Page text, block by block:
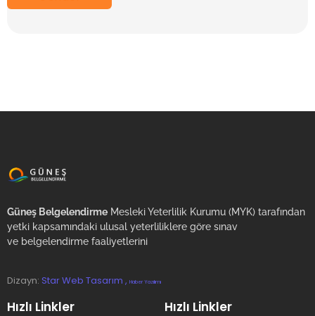
Güneş Belgelendirme Mesleki Yeterlilik Kurumu (MYK) tarafından
yetki kapsamındaki ulusal yeterliliklere göre sınav
ve belgelendirme faaliyetlerini
Dizayn: Star Web Tasarım , Haber Yazılımı
Hızlı Linkler Hızlı Linkler